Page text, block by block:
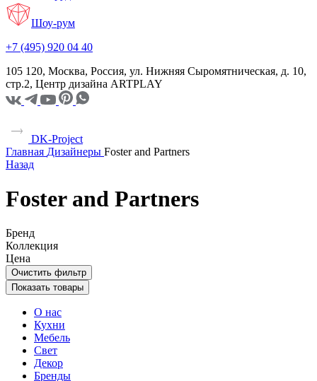
Шоу-рум
+7 (495) 920 04 40
105 120, Москва, Россия, ул. Нижняя Сыромятническая, д. 10,
стр.2, Центр дизайна ARTPLAY
DK-Project
Главная Дизайнеры Foster and Partners
Назад
Foster and Partners
Бренд
Коллекция
Цена
Очистить фильтр
Показать товары
О нас
Кухни
Мебель
Свет
Декор
Бренды